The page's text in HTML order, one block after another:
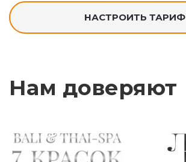
НАСТРОИТЬ ТАРИФ
Нам доверяют